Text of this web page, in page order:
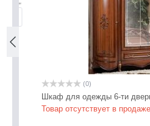
(0)
Шкаф для одежды 6-ти
Товар отсутствует в продаже